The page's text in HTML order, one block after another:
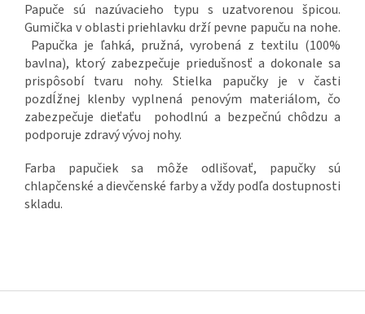
Papuče sú nazúvacieho typu s uzatvorenou špicou.
Gumička v oblasti priehlavku drží pevne papuču na nohe.
Papučka je ľahká, pružná, vyrobená z textilu (100%
bavlna), ktorý zabezpečuje priedušnosť a dokonale sa
prispôsobí tvaru nohy. Stielka papučky je v časti
pozdĺžnej klenby vyplnená penovým materiálom, čo
zabezpečuje dieťaťu pohodlnú a bezpečnú chôdzu a
podporuje zdravý vývoj nohy.
Farba papučiek sa môže odlišovať, papučky sú
chlapčenské a dievčenské farby a vždy podľa dostupnosti
skladu.
Z